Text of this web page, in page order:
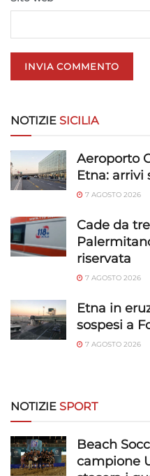
NOTIZIE SICILIA
Aeroporto
Etna: arrivi
7 AGOSTO 2026
Cade da
riservata
7 AGOSTO 2026
Etna in
sospesi a
7 AGOSTO 2026
NOTIZIE SPORT
Beach
campione